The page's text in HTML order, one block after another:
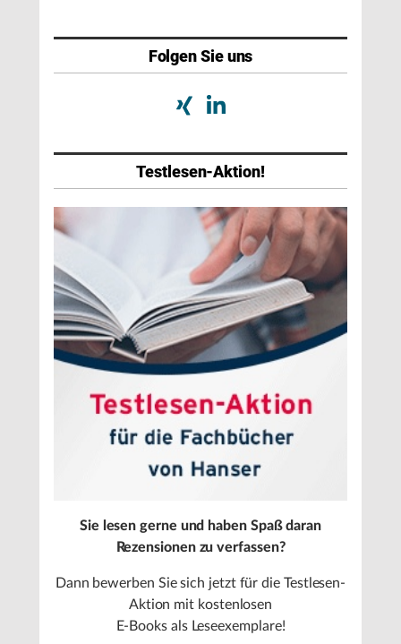
Folgen Sie uns
Testlesen-Aktion!
Sie lesen gerne und haben Spaß daran
Rezensionen zu verfassen?
Dann bewerben Sie sich jetzt für die Testlesen-
Aktion mit kostenlosen
E-Books als Leseexemplare!